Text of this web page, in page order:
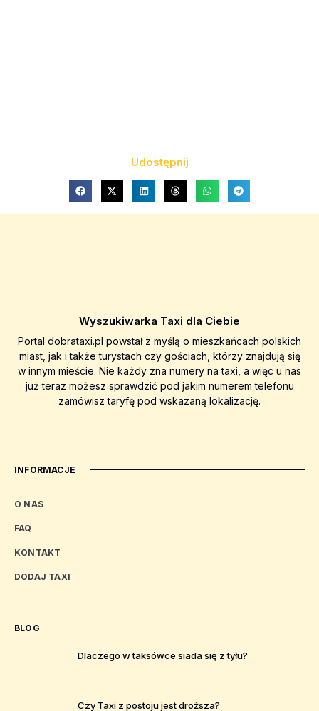
Udostępnij
Wyszukiwarka Taxi dla Ciebie
Portal dobrataxi.pl powstał z myślą o mieszkańcach polskich
miast, jak i także turystach czy gościach, którzy znajdują się
w innym mieście. Nie każdy zna numery na taxi, a więc u nas
już teraz możesz sprawdzić pod jakim numerem telefonu
zamówisz taryfę pod wskazaną lokalizację.
INFORMACJE
O NAS
FAQ
KONTAKT
DODAJ TAXI
BLOG
Dlaczego w taksówce siada się z tyłu?
Czy Taxi z postoju jest droższa?